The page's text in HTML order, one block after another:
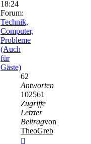
18:24
Forum:
Technik,
Computer,
Probleme
(Auch
für
Gäste)
62
Antworten
102561
Zugriffe
Letzter
Beitragvon
TheoGreb